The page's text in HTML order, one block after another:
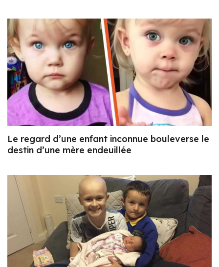
Le regard d’une enfant inconnue bouleverse le
destin d’une mère endeuillée